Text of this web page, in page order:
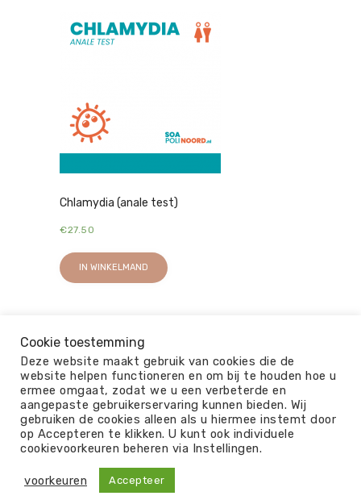
Chlamydia (anale test)
€27.50
IN WINKELMAND
© 2026
OVER ONS
REVIEW
Cookie toestemming
Deze website maakt gebruik van cookies die de
website helpen functioneren en om bij te houden hoe u
ermee omgaat, zodat we u een verbeterde en
aangepaste gebruikerservaring kunnen bieden. Wij
gebruiken de cookies alleen als u hiermee instemt door
op Accepteren te klikken. U kunt ook individuele
cookievoorkeuren beheren via Instellingen.
voorkeuren Accepteer